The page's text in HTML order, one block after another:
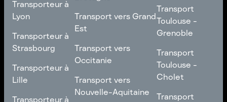
Nantes
Transporteur à
Lyon
Transporteur à
Lyon
Transporteur à
Strasbourg
Transporteur à
Strasbourg
Transporteur à
Lille
Transporteur à
Transporteur à
Transport vers
Bretagne
Transport vers Grand
Est
Transport vers Grand
Est
Transport vers
Occitanie
Transport vers
Occitanie
Transport vers
Nouvelle-Aquitaine
Transport
Toulouse -
Orléans
Transport
Toulouse -
Grenoble
Transport
Toulouse -
Grenoble
Transport
Toulouse -
Cholet
Transport
Transport